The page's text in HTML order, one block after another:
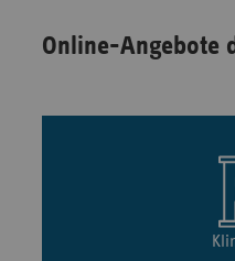
Online-Angebote